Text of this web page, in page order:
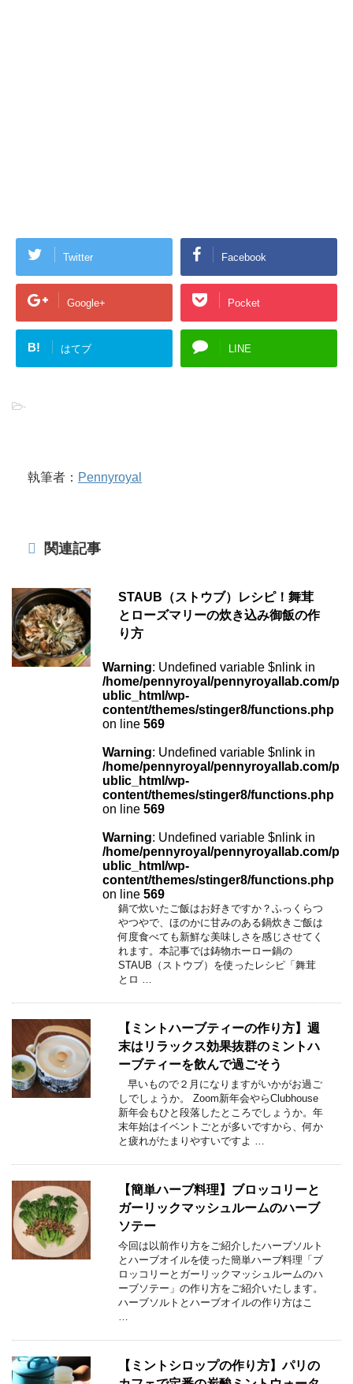
Twitter Facebook
Google+ Pocket
B! はてブ LINE
-
執筆者： Pennyroyal
関連記事
STAUB（ストウブ）レシピ！舞茸
とローズマリーの炊き込み御飯の作
り方
Warning: Undefined variable $nlink in
/home/pennyroyal/pennyroyallab.com/p
ublic_html/wp-
content/themes/stinger8/functions.php
on line 569
Warning: Undefined variable $nlink in
/home/pennyroyal/pennyroyallab.com/p
ublic_html/wp-
content/themes/stinger8/functions.php
on line 569
Warning: Undefined variable $nlink in
/home/pennyroyal/pennyroyallab.com/p
ublic_html/wp-
content/themes/stinger8/functions.php
on line 569
鍋で炊いたご飯はお好きですか？ふっくらつ
やつやで、ほのかに甘みのある鍋炊きご飯は
何度食べても新鮮な美味しさを感じさせてく
れます。本記事では鋳物ホーロー鍋の
STAUB（ストウブ）を使ったレシピ「舞茸
とロ …
【ミントハーブティーの作り方】週
末はリラックス効果抜群のミントハ
ーブティーを飲んで過ごそう
早いもので２月になりますがいかがお過ご
しでしょうか。 Zoom新年会やらClubhouse
新年会もひと段落したところでしょうか。年
末年始はイベントごとが多いですから、何か
と疲れがたまりやすいですよ …
【簡単ハーブ料理】ブロッコリーと
ガーリックマッシュルームのハーブ
ソテー
今回は以前作り方をご紹介したハーブソルト
とハーブオイルを使った簡単ハーブ料理「ブ
ロッコリーとガーリックマッシュルームのハ
ーブソテー」の作り方をご紹介いたします。
ハーブソルトとハーブオイルの作り方はこ
…
【ミントシロップの作り方】パリの